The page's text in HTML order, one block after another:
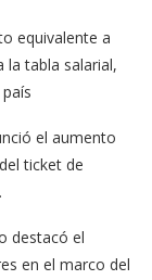
equivalente a
tabla salarial,
el aumento
ticket de
destacó el
en el marco del